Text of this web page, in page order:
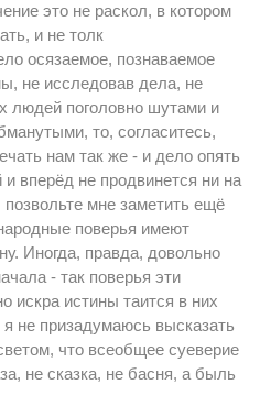
это не раскол, в котором
и не толк
осязаемое, познаваемое
не исследовав дела, не
людей поголовно шутами и
то, согласитесь,
нам так же - и дело опять
и вперёд не продвинется ни на
позвольте мне заметить ещё
поверья имеют
Иногда, правда, довольно
- так поверья эти
искра истины таится в них
я не призадумаюсь высказать
что всеобщее суеверие
не сказка, не басня, а быль